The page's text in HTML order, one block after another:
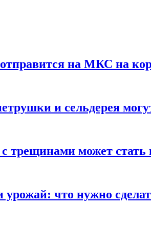
на МКС на
и сельдерея
трещинами может
что нужно